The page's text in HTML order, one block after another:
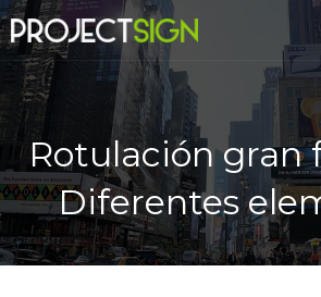
Rotulación gran
Diferentes